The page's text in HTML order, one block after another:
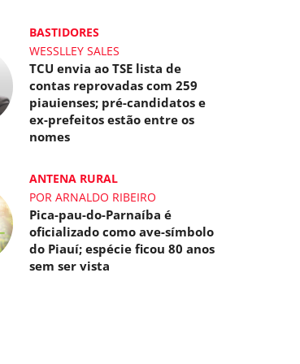
BASTIDORES
WESSLLEY SALES
TCU envia ao TSE lista de
contas reprovadas com 259
piauienses; pré-candidatos e
ex-prefeitos estão entre os
nomes
ANTENA RURAL
POR ARNALDO RIBEIRO
Pica-pau-do-Parnaíba é
oficializado como ave-símbolo
do Piauí; espécie ficou 80 anos
sem ser vista